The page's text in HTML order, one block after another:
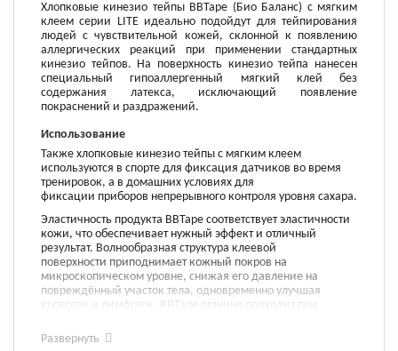
Хлопковые кинезио тейпы BBTape (Био Баланс) с мягким
клеем серии LITE идеально подойдут для тейпирования
людей с чувствительной кожей, склонной к появлению
аллергических реакций при применении стандартных
кинезио тейпов. На поверхность кинезио тейпа нанесен
специальный гипоаллергенный мягкий клей без
содержания латекса, исключающий появление
покраснений и раздражений.
Использование
Также хлопковые кинезио тейпы с мягким клеем
используются в спорте для фиксация датчиков во время
тренировок, а в домашних условиях для
фиксации приборов непрерывного контроля уровня сахара.
Эластичность продукта BBTape соответствует эластичности
кожи, что обеспечивает нужный эффект и отличный
результат. Волнообразная структура клеевой
поверхности приподнимает кожный покров на
микроскопическом уровне, снижая его давление на
повреждённый участок тела, одновременно улучшая
кровоток и лимфоток. BBTape отлично подходит при
Наклейте кинезио тейп Био Баланс сразу после ушиба или
Развернуть